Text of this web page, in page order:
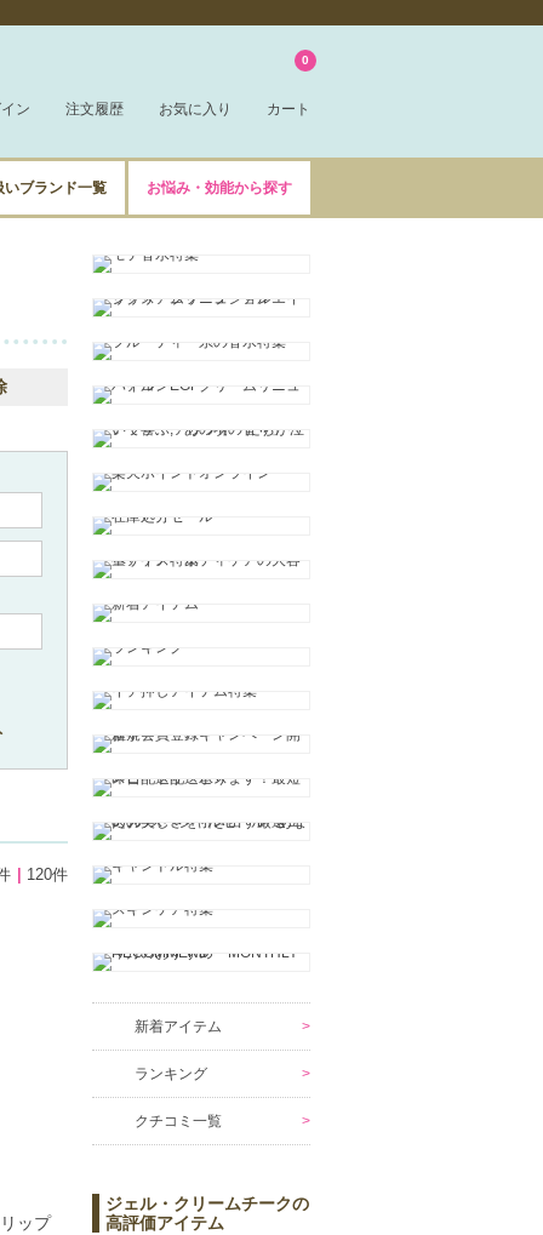
ン 注文履歴 お気に入り カート
0
いブランド一覧 お悩み・効能から探す
120件
ップ
新着アイテム
ランキング
クチコミ一覧
ジェル・クリームチークの
高評価アイテム